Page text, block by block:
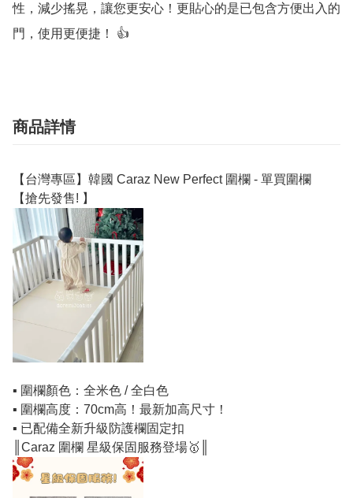
性，減少搖晃，讓您更安心！更貼心的是已包含方便出入的
商品詳情
【台灣專區】韓國 Caraz New Perfect 圍欄 - 單買圍欄
【搶先發售! 】
▪️ 圍欄顏色：全米色 / 全白色
▪️ 圍欄高度：70cm高！最新加高尺寸！
▪️ 已配備全新升級防護欄固定扣
║Caraz 圍欄 星級保固服務登場🥇║